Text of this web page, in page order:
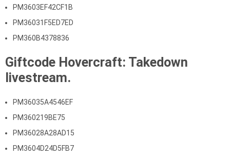
PM3603EF42CF1B
PM36031F5ED7ED
PM360B4378836
Giftcode Hovercraft: Takedown
livestream.
PM36035A4546EF
PM360219BE75
PM36028A28AD15
PM3604D24D5FB7